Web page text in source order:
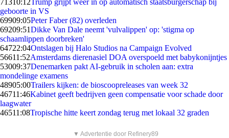
71310:12Trump grijpt weer in op automatisch staatsburgerschap bij
geboorte in VS
69909:05Peter Faber (82) overleden
69209:51Dikke Van Dale neemt 'vulvalippen' op: 'stigma op
schaamlippen doorbreken'
64722:04Ontslagen bij Halo Studios na Campaign Evolved
56611:52Amsterdams dierenasiel DOA overspoeld met babykonijntjes
53009:37Denemarken pakt AI-gebruik in scholen aan: extra
mondelinge examens
48905:00Trailers kijken: de bioscoopreleases van week 32
46711:46Kabinet geeft bedrijven geen compensatie voor schade door
laagwater
46511:08Tropische hitte keert zondag terug met lokaal 32 graden
▼ Advertentie door Refinery89